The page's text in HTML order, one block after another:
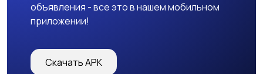
объявления - все это в нашем мобильном
приложении!
Скачать APK